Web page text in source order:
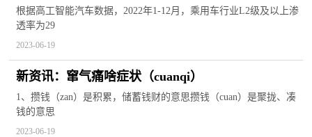
焦点
根据高工智能汽车数据，2022年1-12月，乘用车行业L2级及以上渗
透率为29
2023-06-19
新资讯：窜气痛啥症状（cuanqi）
1、攒钱（zan）是积累，储蓄钱财的意思攒钱（cuan）是聚拢、凑
钱的意思
2023-06-19